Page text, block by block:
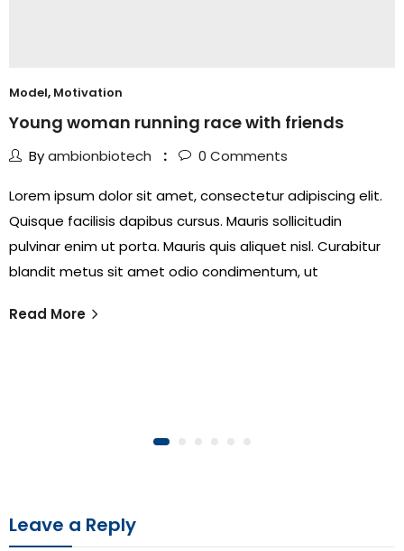
Model, Motivation
Young woman running race with friends
Byambionbiotech 0 Comments
Lorem ipsum dolor sit amet, consectetur adipiscing elit.
Quisque facilisis dapibus cursus. Mauris sollicitudin
pulvinar enim ut porta. Mauris quis aliquet nisl. Curabitur
blandit metus sit amet odio condimentum, ut
Read More
Leave a Reply